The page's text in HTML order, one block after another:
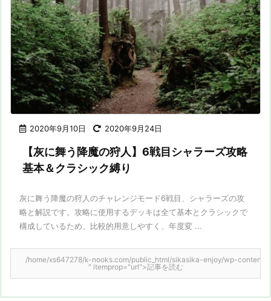
2020年9月10日 2020年9月24日
【灰に舞う降魔の狩人】6戦目シャラーズ攻略
基本＆クラシック縛り
灰に舞う降魔の狩人のチャレンジモード6戦目、シャラーズの攻
略と解説です。攻略に使用するデッキは全て基本とクラシックで
構成しているため、比較的用意しやすく、年度変 ...
/home/xs647278/k-nooks.com/public_html/sikasika-enjoy/wp-
" itemprop="url">記事を読む